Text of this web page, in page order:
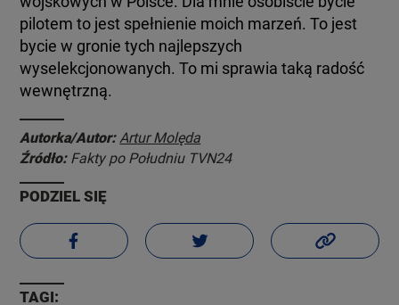
pilotem to jest spełnienie moich marzeń. To jest
bycie w gronie tych najlepszych
wyselekcjonowanych. To mi sprawia taką radość
wewnętrzną.
Autorka/Autor: Artur Molęda
Źródło: Fakty po Południu TVN24
PODZIEL SIĘ
TAGI: